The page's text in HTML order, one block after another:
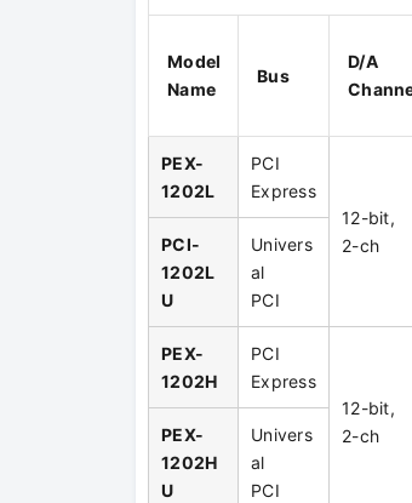
Model
Name
Bus
D/A
PEX-
1202L
PCI
Express
12-bit,
2-ch
PCI-
1202L
U
Univers
al
PCI
PEX-
1202H
PCI
Express
12-bit,
2-ch
PEX-
1202H
U
Univers
al
PCI